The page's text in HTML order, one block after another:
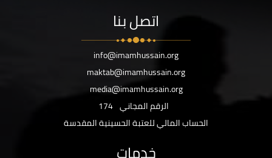
اتصل بنا
info@imamhussain.org
maktab@imamhussain.org
media@imamhussain.org
الرقم المجاني 174
الحساب المالي للعتبة الحسينية المقدسة